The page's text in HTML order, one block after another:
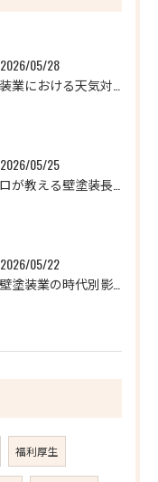
2026/05/28
2026/05/25
2026/05/22
外壁塗装業の時代別影響分析
福利厚生